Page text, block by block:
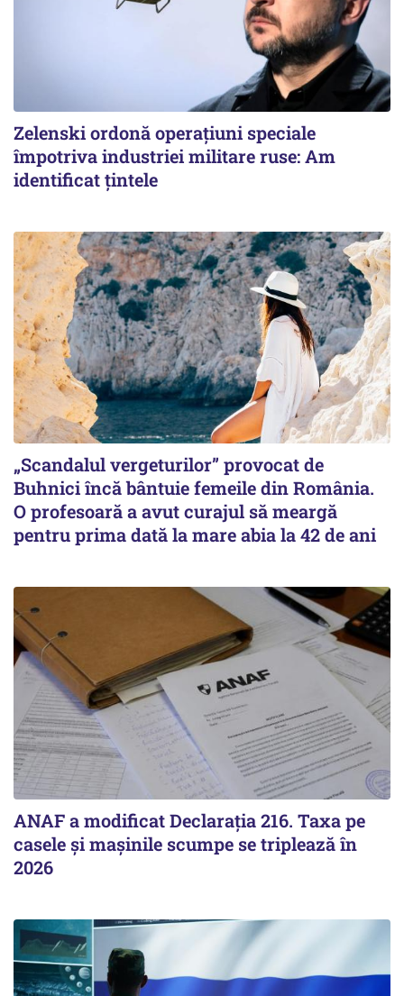
Zelenski ordonă operațiuni speciale
împotriva industriei militare ruse: Am
identificat țintele
„Scandalul vergeturilor” provocat de
Buhnici încă bântuie femeile din România.
O profesoară a avut curajul să meargă
pentru prima dată la mare abia la 42 de ani
ANAF a modificat Declarația 216. Taxa pe
casele și mașinile scumpe se triplează în
2026